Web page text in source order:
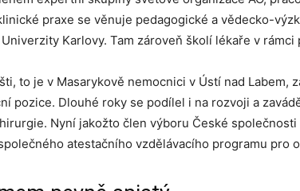
praxe se věnuje pedagogické a vědecko-
Karlovy. Tam zároveň školí lékaře v
to je v Masarykově nemocnici v Ústí nad Labem,
pozice. Dlouhé roky se podílel i na rozvoji a
Nyní jakožto člen výboru České
atestačního vzdělávacího programu pro